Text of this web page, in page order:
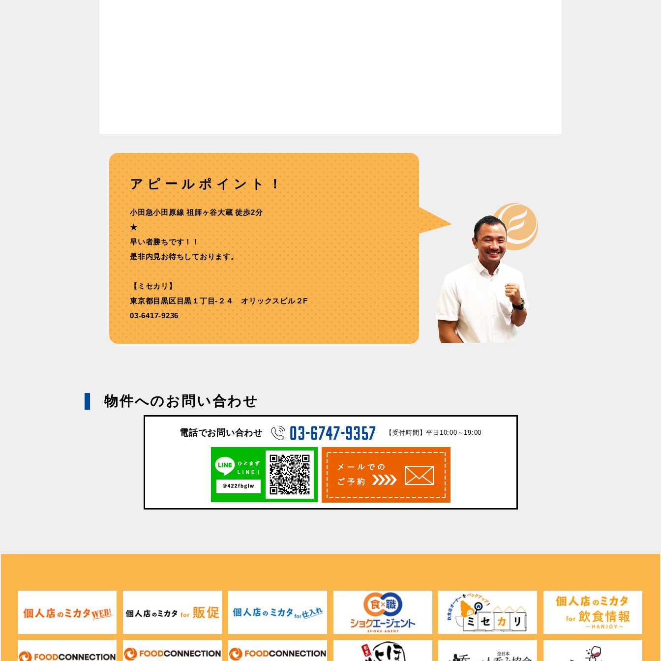
アピールポイント！
⼩⽥急⼩⽥原線 祖師ヶ⾕⼤蔵 徒歩2分
★
早い者勝ちです！！
是非内見お待ちしております。
【ミセカリ】
東京都目黒区目黒１丁目-２４ オリックスビル２F
03-6417-9236
物件へのお問い合わせ
電話でお問い合わせ 【受付時間】平日10:00～19:00